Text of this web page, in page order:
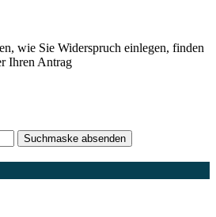
wie Sie Widerspruch einlegen, finden
Ihren Antrag
Suchmaske absenden